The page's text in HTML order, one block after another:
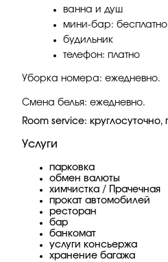
ванна и душ
мини-бар: бесплатно
будильник
телефон: платно
Уборка номера: ежедневно.
Смена белья: ежедневно.
Room service: круглосуточно,
Услуги
парковка
обмен валюты
химчистка / Прачечная
прокат автомобилей
ресторан
бар
банкомат
услуги консьержа
хранение багажа